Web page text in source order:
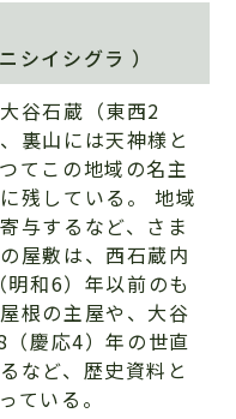
シイシグラ ）
谷石蔵（東西2
裏山には天神様と
てこの地域の名主
残している。 地域
与するなど、さま
屋敷は、西石蔵内
和6）年以前のも
根の主屋や、大谷
慶応4）年の世直
など、歴史資料と
ている。